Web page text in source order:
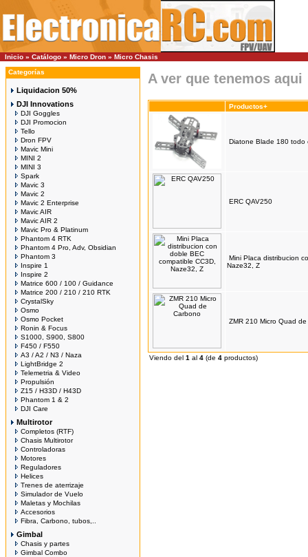
Inicio » Catálogo » Micro Dron » Micro Chasis
Categorías
Liquidacion 50%
DJI Innovations
DJI Goggles
DJI Promocion
Tello
Dron FPV
Mavic Mini
MINI 2
MINI 3
Spark
Mavic 3
Mavic 2
Mavic 2 Enterprise
Mavic AIR
Mavic AIR 2
Mavic Pro & Platinum
Phantom 4 RTK
Phantom 4 Pro, Adv, Obsidian
Phantom 3
Inspire 1
Inspire 2
Matrice 600 / 100 / Guidance
Matrice 200 / 210 / 210 RTK
CrystalSky
Osmo
Osmo Pocket
Ronin & Focus
S1000, S900, S800
F450 / F550
A3 / A2 / N3 / Naza
LightBridge 2
Telemetria & Video
Propulsión
Z15 / H33D / H43D
Phantom 1 & 2
DJI Care
Multirotor
Completos (RTF)
Chasis Multirotor
Controladoras
Motores
Reguladores
Helices
Trenes de aterrizaje
Simulador de Vuelo
Maletas y Mochilas
Accesorios
Fibra, Carbono, tubos,..
Gimbal
Chasis y partes
Gimbal Combo
A ver que tenemos aqui
Productos+
Diatone Blade 180 todo
ERC QAV250
Mini Placa distribucion
Naze32, Z
ZMR 210 Micro Quad
Viendo del 1 al 4 (de 4 productos)